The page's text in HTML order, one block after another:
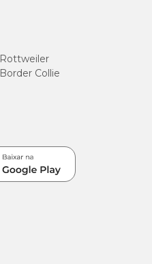
Rottweiler
Border Collie